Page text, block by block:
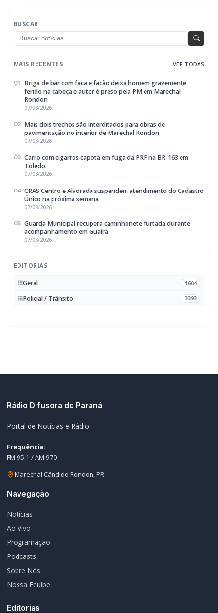
BUSCAR
MAIS RECENTES VER TODAS
01
Briga de bar com faca e facão deixa homem gravemente
ferido na cabeça e autor é preso pela PM em Marechal
Rondon
07/08/2026
02 Mais dois trechos são interditados para obras de
pavimentação no interior de Marechal Rondon
07/08/2026
03 Carro com cigarros capota em fuga da PRF na BR-163 em
Toledo
07/08/2026
04 CRAS Centro e Alvorada suspendem atendimento do Cadastro
Único na próxima semana
07/08/2026
05 Guarda Municipal recupera caminhonete furtada durante
acompanhamento em Guaíra
07/08/2026
EDITORIAS
Geral 1604
Policial / Trânsito 3393
Rádio Difusora do Paraná
Portal de Notícias e Rádio
Frequência:
FM 95.1 / AM 970
Marechal Cândido Rondon, PR
Navegação
Notícias
Ao Vivo
Programação
Podcasts
Sobre Nós
Nossa Equipe
Editorias